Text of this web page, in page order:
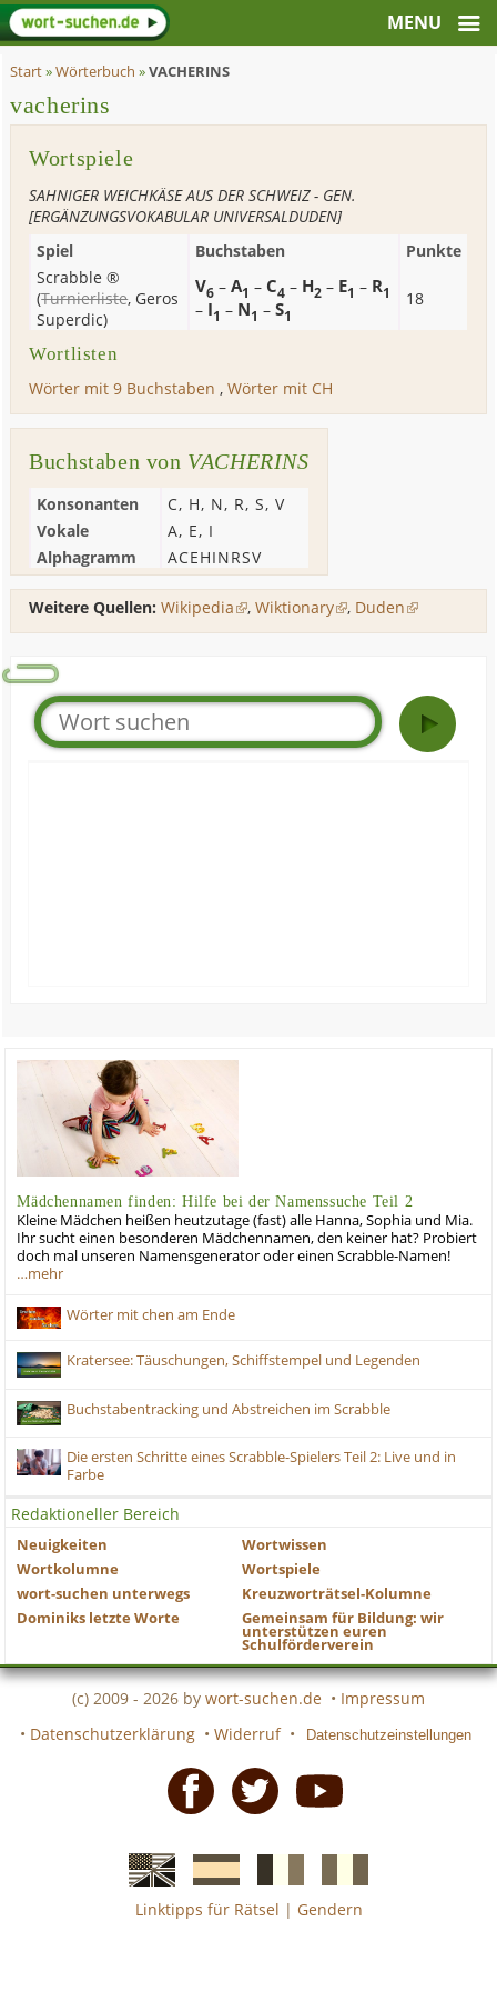
Start»Wörterbuch »VACHERINS
vacherins
Wortspiele
SAHNIGER WEICHKÄSE AUS DER SCHWEIZ - GEN.
[ERGÄNZUNGSVOKABULAR UNIVERSALDUDEN]
Spiel
Buchstaben
Punkte
Scrabble ®
(Turnierliste, Geros
Superdic)
V6 –A1 – C4 – H2 – E1 – R1
– I1 – N1 –S1
18
Wortlisten
Wörter mit 9 Buchstaben ,Wörter mit CH
Buchstaben von VACHERINS
Konsonanten C, H, N, R,S,V
Vokale
A, E, I
Alphagramm
ACEHINRSV
Weitere Quellen: Wikipedia ,Wiktionary , Duden
Mädchennamen finden: Hilfe bei der Namenssuche Teil 2
Kleine Mädchen heißen heutzutage (fast) alle Hanna, Sophia und Mia.
Ihr sucht einen besonderen Mädchennamen, den keiner hat? Probiert
doch mal unseren Namensgenerator oder einen Scrabble-Namen!
…mehr
Wörter mit chen am Ende
Kratersee: Täuschungen, Schiffstempel und Legenden
Buchstabentracking und Abstreichen im Scrabble
Die ersten Schritte eines Scrabble-Spielers Teil 2: Live und in
Farbe
Redaktioneller Bereich
Neuigkeiten
Wortwissen
Wortkolumne
Wortspiele
wort-suchen unterwegs
Kreuzworträtsel-Kolumne
Dominiks letzte Worte
Gemeinsam für Bildung: wir
unterstützen euren
Schulförderverein
(c) 2009 - 2026 by wort-suchen.de • Impressum
• Datenschutzerklärung • Widerruf • Datenschutzeinstellungen
EnglischeSpanischefranzösicheitalienische
Linktipps für Rätsel | Gendern